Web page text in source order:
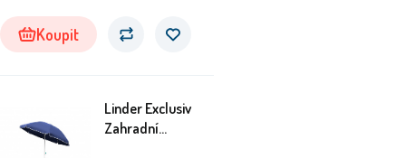
Koupit
Linder Exclusiv
Zahradní